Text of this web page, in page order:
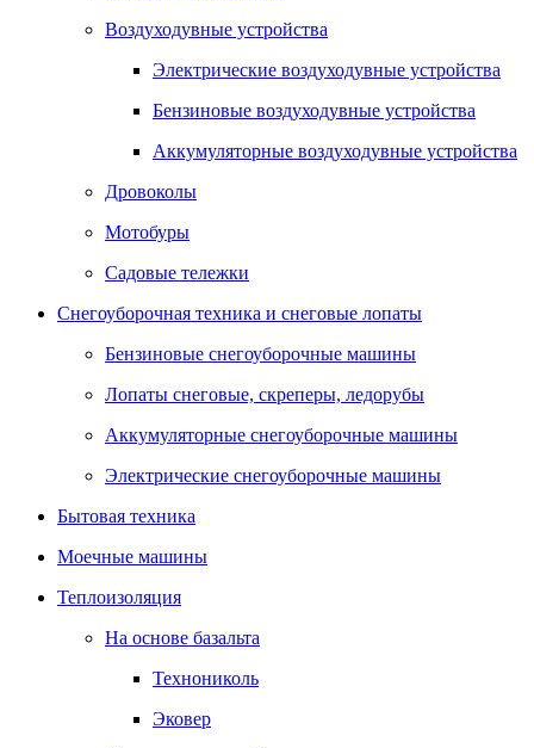
Воздуходувные устройства
Электрические воздуходувные устройства
Бензиновые воздуходувные устройства
Аккумуляторные воздуходувные устройства
Дровоколы
Мотобуры
Садовые тележки
Снегоуборочная техника и снеговые лопаты
Бензиновые снегоуборочные машины
Лопаты снеговые, скреперы, ледорубы
Аккумуляторные снегоуборочные машины
Электрические снегоуборочные машины
Бытовая техника
Моечные машины
Теплоизоляция
На основе базальта
Технониколь
Эковер